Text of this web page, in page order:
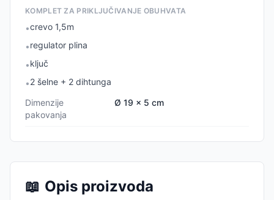
KOMPLET ZA PRIKLJUČIVANJE OBUHVATA
•crevo 1,5m
•regulator plina
•ključ
•2 šelne + 2 dihtunga
Dimenzije
pakovanja
Ø 19 x 5 cm
📖 Opis proizvoda